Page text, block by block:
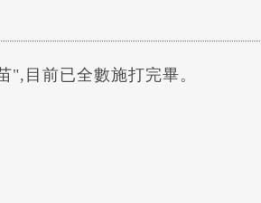
",目前已全數施打完畢。